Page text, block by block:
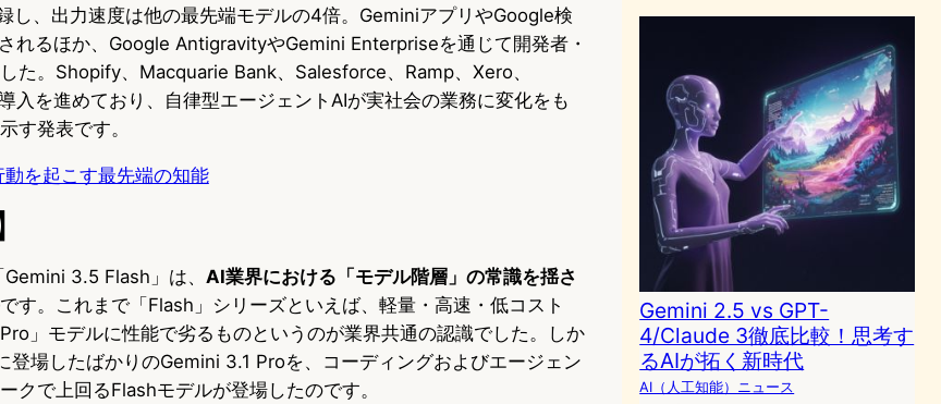
し、出力速度は他の最先端モデルの4倍。GeminiアプリやGoogle検
れるほか、Google AntigravityやGemini Enterpriseを通じて開発者・
た。Shopify、Macquarie Bank、Salesforce、Ramp、Xero、
入を進めており、自律型エージェントAIが実社会の業務に変化をも
す発表です。
を起こす最先端の知能
3.5 Flash」は、 AI業界における「モデル階層」の常識を揺さ
です。これまで「Flash」シリーズといえば、軽量・高速・低コスト
」モデルに性能で劣るものというのが業界共通の認識でした。しか
登場したばかりのGemini 3.1 Proを、コーディングおよびエージェン
クで上回るFlashモデルが登場したのです。
Gemini 2.5 vs GPT-
4/Claude 3徹底比較！思考す
るAIが拓く新時代
AI（人工知能）ニュース